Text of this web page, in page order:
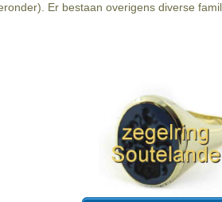
Er bestaan overigens diverse